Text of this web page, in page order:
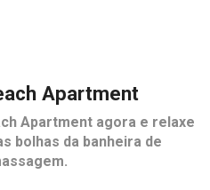
Apartment
Apartmentagora e relaxe
bolhas da banheira de